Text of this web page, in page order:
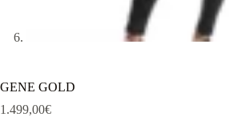
GENE GOLD
1.499,00€